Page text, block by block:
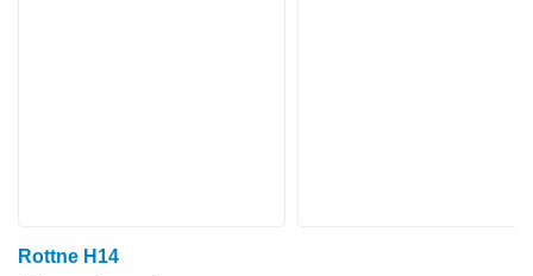
Rottne H14